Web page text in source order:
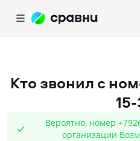
Кто звонил с
Вероятно, номер
организации